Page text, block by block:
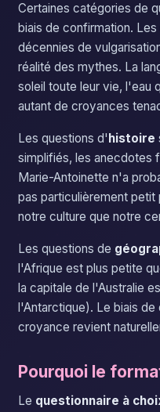
Certaines catégories de
biais de confirmation.
décennies de
réalité des mythes. La
soleil toute leur vie, l'eau
autant de croyances
Les questions d'histoire
simplifiés, les anecdotes
Marie-Antoinette n'a
pas particulièrement
notre culture que notre
Les questions de
l'Afrique est plus petite
la capitale de l'Australie
l'Antarctique). Le biais
croyance revient
Pourquoi le
Le questionnaire à